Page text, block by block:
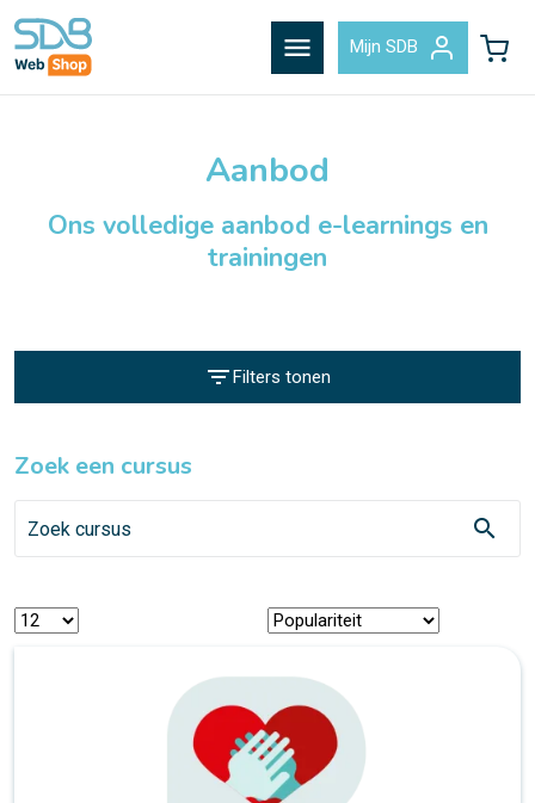
menu Mijn SDB
Aanbod
Ons volledige aanbod e-learnings en
trainingen
filter_list Filters tonen
Zoek een cursus
search